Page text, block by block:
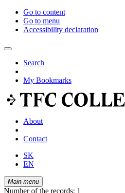
Go to content
Go to menu
Accessibility declaration
Search
My Bookmarks
About
Contact
SK
EN
Main menu
Number of the records: 1